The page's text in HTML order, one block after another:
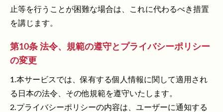
止等を行うことが困難な場合は、これに代わるべき措置
を講じます。
第10条 法令、規範の遵守とプライバシーポリシー
の変更
1.本サービスでは、保有する個人情報に関して適用され
る日本の法令、その他規範を遵守いたします。
2.プライバシーポリシーの内容は、ユーザーに通知する